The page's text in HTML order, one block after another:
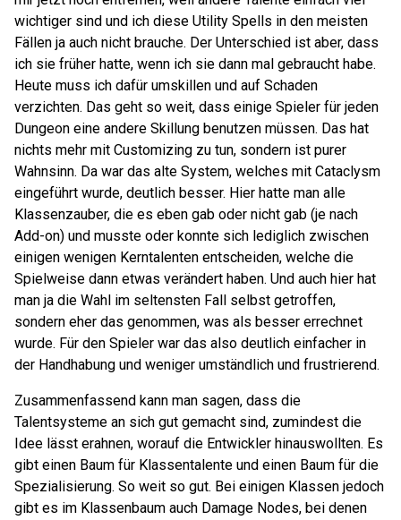
wichtiger sind und ich diese Utility Spells in den meisten
Fällen ja auch nicht brauche. Der Unterschied ist aber, dass
ich sie früher hatte, wenn ich sie dann mal gebraucht habe.
Heute muss ich dafür umskillen und auf Schaden
verzichten. Das geht so weit, dass einige Spieler für jeden
Dungeon eine andere Skillung benutzen müssen. Das hat
nichts mehr mit Customizing zu tun, sondern ist purer
Wahnsinn. Da war das alte System, welches mit Cataclysm
eingeführt wurde, deutlich besser. Hier hatte man alle
Klassenzauber, die es eben gab oder nicht gab (je nach
Add-on) und musste oder konnte sich lediglich zwischen
einigen wenigen Kerntalenten entscheiden, welche die
Spielweise dann etwas verändert haben. Und auch hier hat
man ja die Wahl im seltensten Fall selbst getroffen,
sondern eher das genommen, was als besser errechnet
wurde. Für den Spieler war das also deutlich einfacher in
der Handhabung und weniger umständlich und frustrierend.
Zusammenfassend kann man sagen, dass die
Talentsysteme an sich gut gemacht sind, zumindest die
Idee lässt erahnen, worauf die Entwickler hinauswollten. Es
gibt einen Baum für Klassentalente und einen Baum für die
Spezialisierung. So weit so gut. Bei einigen Klassen jedoch
gibt es im Klassenbaum auch Damage Nodes, bei denen